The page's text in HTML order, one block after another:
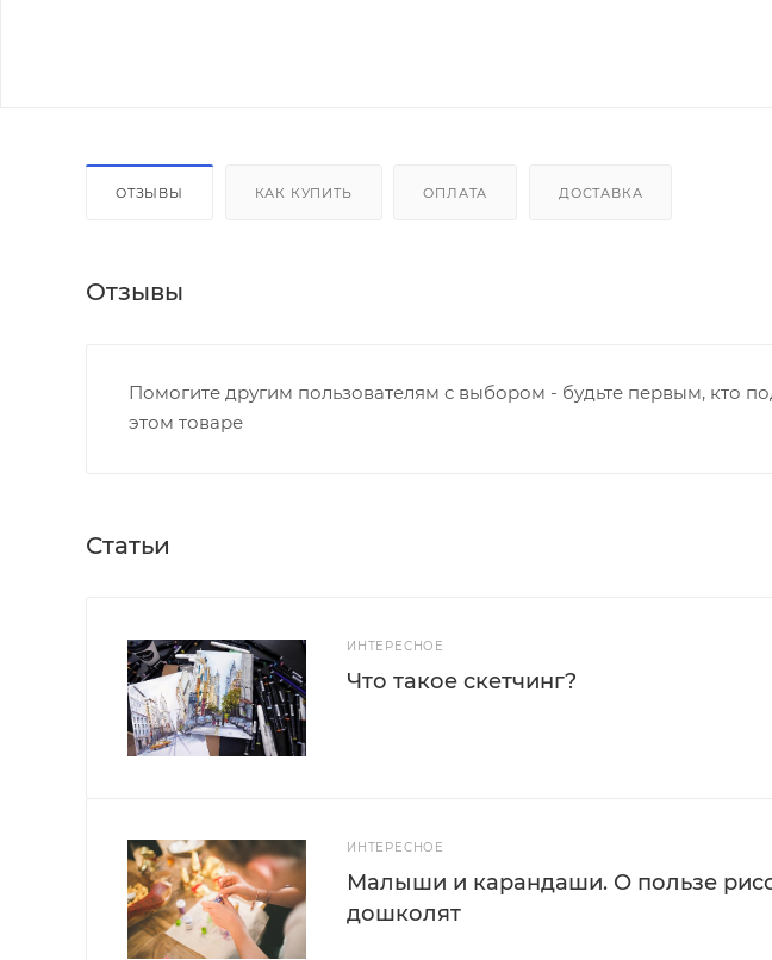
ОТЗЫВЫ КАК КУПИТЬ ОПЛАТА ДОСТАВКА
Отзывы
Помогите другим пользователям с выбором - будьте первым, кто
этом товаре
Статьи
ИНТЕРЕСНОЕ
Что такое скетчинг?
ИНТЕРЕСНОЕ
Малыши и карандаши. О пользе
дошколят